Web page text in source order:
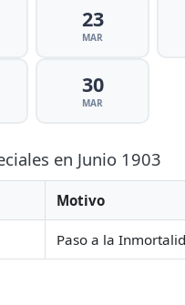
23
MAR
30
MAR
en Junio 1903
Motivo
Paso a la